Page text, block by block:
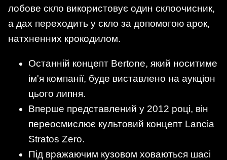
лобове скло використовує один склоочисник,
а дах переходить у скло за допомогою арок,
натхненних крокодилом.
Останній концепт Bertone, який носитиме
ім'я компанії, буде виставлено на аукціон
цього липня.
Вперше представлений у 2012 році, він
переосмислює культовий концепт Lancia
Stratos Zero.
Під вражаючим кузовом ховаються шасі